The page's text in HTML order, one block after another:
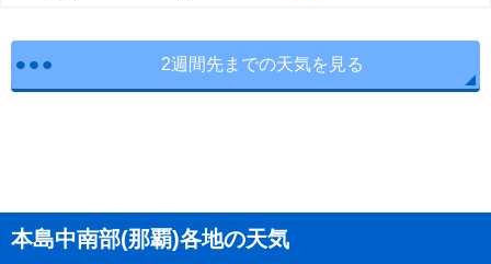
2週間先までの天気を見る
本島中南部(那覇)各地の天気